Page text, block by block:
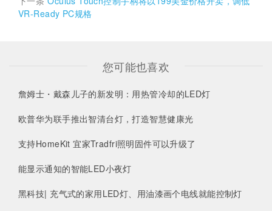
VR-Ready PC规格
您可能也喜欢
詹姆士・戴森儿子的新发明：用热管冷却的LED灯
欧普华为联手推出智清台灯，打造智慧健康光
支持HomeKit 宜家Tradfri照明固件可以升级了
能显示通知的智能LED小夜灯
黑科技| 充气式的家用LED灯、用油漆画个电线就能控制灯